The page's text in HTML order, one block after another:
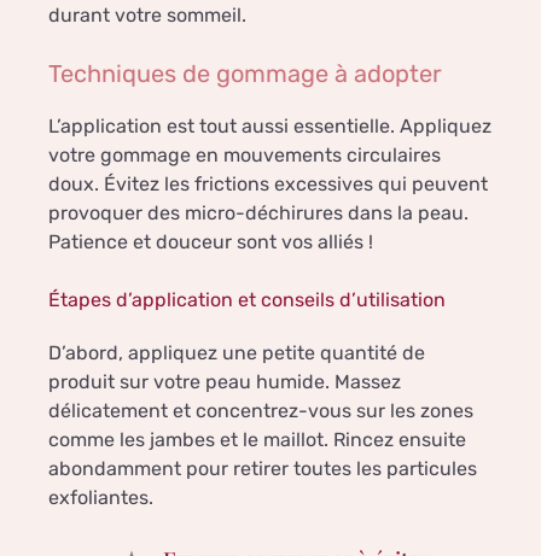
durant votre sommeil.
Techniques de gommage à adopter
L’application est tout aussi essentielle. Appliquez
votre gommage en mouvements circulaires
doux. Évitez les frictions excessives qui peuvent
provoquer des micro-déchirures dans la peau.
Patience et douceur sont vos alliés !
Étapes d’application et conseils d’utilisation
D’abord, appliquez une petite quantité de
produit sur votre peau humide. Massez
délicatement et concentrez-vous sur les zones
comme les jambes et le maillot. Rincez ensuite
abondamment pour retirer toutes les particules
exfoliantes.